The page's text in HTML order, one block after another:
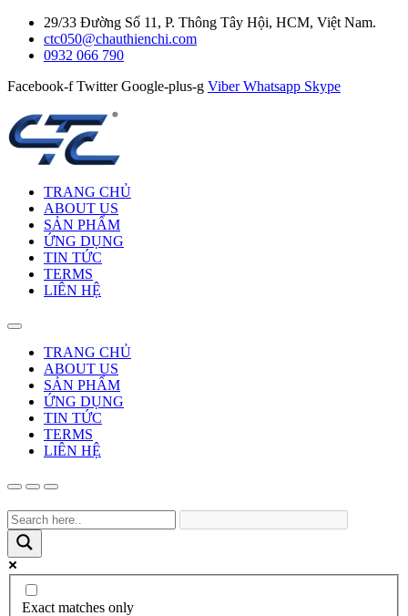
29/33 Đường Số 11, P. Thông Tây Hội, HCM, Việt Nam.
ctc050@chauthienchi.com
0932 066 790
Facebook-f Twitter Google-plus-g Viber Whatsapp Skype
TRANG CHỦ
ABOUT US
SẢN PHẨM
ỨNG DỤNG
TIN TỨC
TERMS
LIÊN HỆ
TRANG CHỦ
ABOUT US
SẢN PHẨM
ỨNG DỤNG
TIN TỨC
TERMS
LIÊN HỆ
Exact matches only